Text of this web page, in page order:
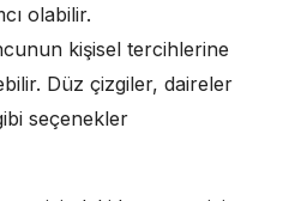
olabilir.
kişisel tercihlerine
Düz çizgiler, daireler
seçenekler